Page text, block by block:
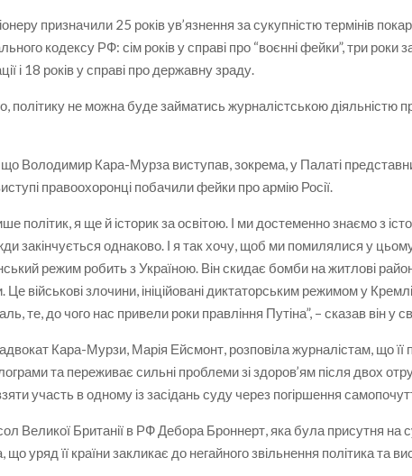
призначили 25 років ув’язнення за сукупністю термінів
кодексу РФ: сім років у справі про “воєнні фейки”, три роки
і 18 років у справі про державну зраду.
політику не можна буде займатись журналістською діяльністю
що Володимир Кара-Мурза виступав, зокрема, у Палаті
правоохоронці побачили фейки про армію Росії.
політик, я ще й історик за освітою. І ми достеменно знаємо з
закінчується однаково. І я так хочу, щоб ми помилялися у
режим робить з Україною. Він скидає бомби на житлові
Це військові злочини, ініційовані диктаторським режимом у
те, до чого нас привели роки правління Путіна”, – сказав він у
Кара-Мурзи, Марія Ейсмонт, розповіла журналістам, що її
та переживає сильні проблеми зі здоров’ям після двох
участь в одному із засідань суду через погіршення
Великої Британії в РФ Дебора Броннерт, яка була присутня
що уряд її країни закликає до негайного звільнення політика та